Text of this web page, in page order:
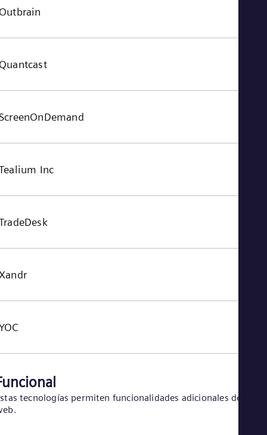
Inc
tecnologías permiten funcionalidades adicionales del sitio